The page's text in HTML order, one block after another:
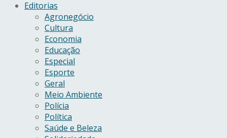
Editorias
Agronegócio
Cultura
Economia
Educação
Especial
Esporte
Geral
Meio Ambiente
Polícia
Política
Saúde e Beleza